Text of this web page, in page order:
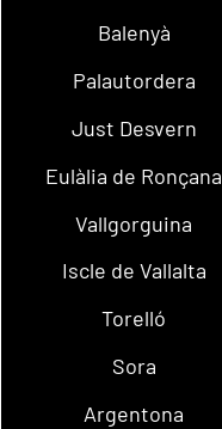
Balenyà
Palautordera
Just Desvern
Eulàlia de Ronçana
Vallgorguina
Iscle de Vallalta
Torelló
Sora
Argentona